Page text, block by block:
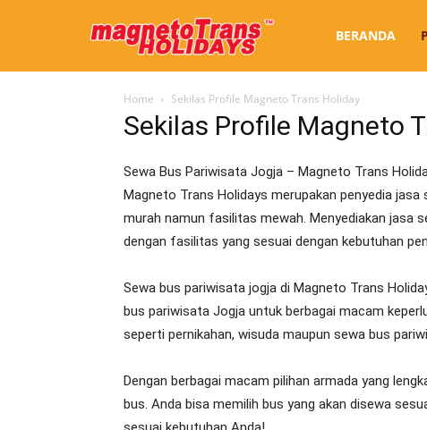
Bus
Jogja
BERANDA
Home Sekilas Profile Magneto Trans Holiday
Sekilas Profile Magneto
Sewa Bus Pariwisata Jogja – Magneto Trans
Magneto Trans Holidays merupakan penyedia
murah namun fasilitas mewah. Menyediakan jasa
dengan fasilitas yang sesuai dengan kebutuhan
Sewa bus pariwisata jogja di Magneto Trans
bus pariwisata Jogja untuk berbagai macam
seperti pernikahan, wisuda maupun sewa bus
Dengan berbagai macam pilihan armada yang
bus. Anda bisa memilih bus yang akan disewa